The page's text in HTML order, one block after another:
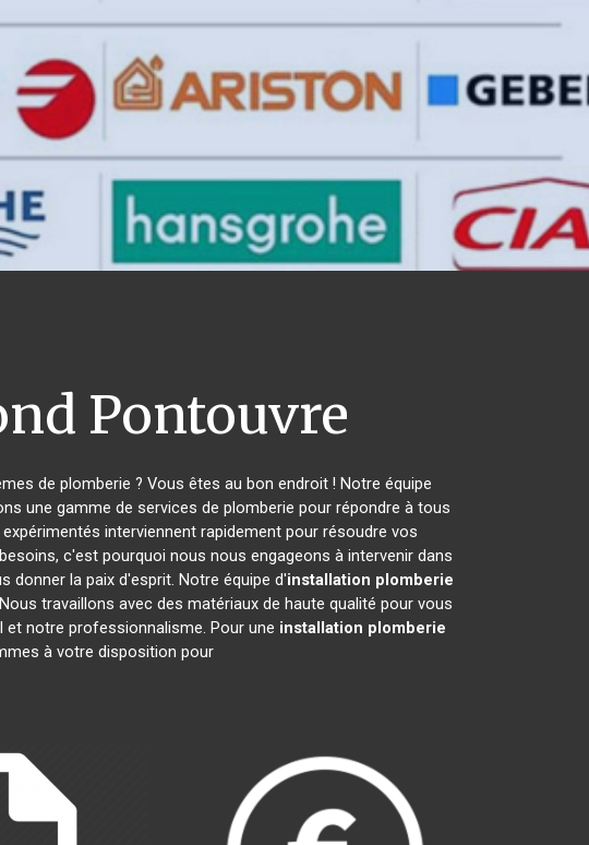
Pontouvre
de plomberie ? Vous êtes au bon endroit ! Notre équipe
une gamme de services de plomberie pour répondre à tous
interviennent rapidement pour résoudre vos
c'est pourquoi nous nous engageons à intervenir dans
la paix d'esprit. Notre équipe d'installation plomberie
travaillons avec des matériaux de haute qualité pour vous
notre professionnalisme. Pour une installation plomberie
à votre disposition pour